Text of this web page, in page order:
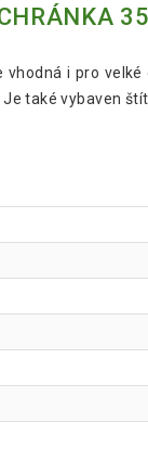
i pro
také vybaven